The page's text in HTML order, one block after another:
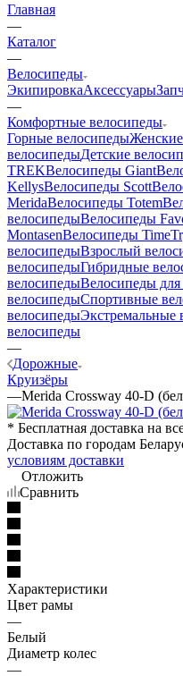
Главная
—
Каталог
—
Велосипеды
ЭкипировкаАксессуары
—
Комфортные велосипеды
Горные велосипеды
велосипедыДетские
TREKВелосипеды Giant
KellysВелосипеды Scott
MeridaВелосипеды Totem
велосипедыВелосипеды
MontasenВелосипеды
велосипедыВзрослый
велосипедыГибридные
велосипедыВелосипеды для
велосипедыСпортивные
велосипедыЭкстремальные
велосипеды
—
Дорожные
Круизёры
—Merida Crossway 40-D
* Бесплатная доставка на
Доставка по городам
условиям доставки
Отложить
Сравнить
Характеристики
Цвет рамы
—
Белый
Диаметр колес
—